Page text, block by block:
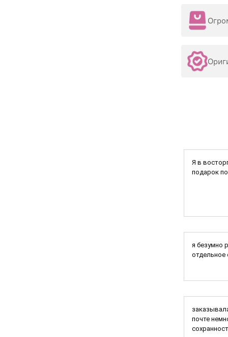
Я в
подарок
я безумно
отдельное
почте